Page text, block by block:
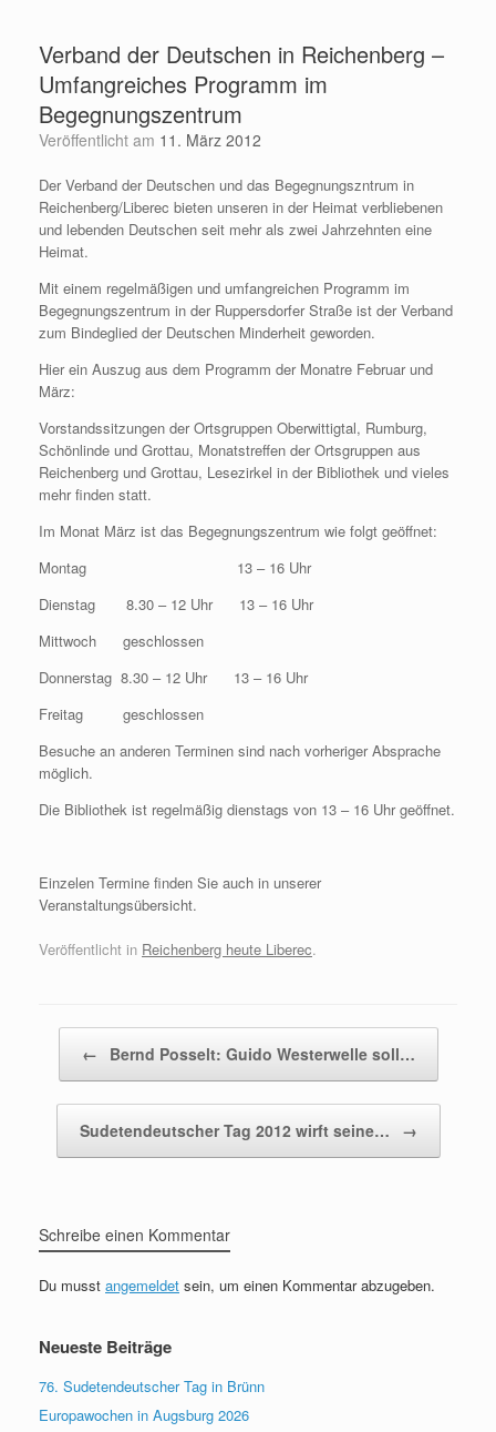
springenVerband der Deutschen in Reichenberg –
Umfangreiches Programm im
Begegnungszentrum
Veröffentlicht am 11. März 2012
Der Verband der Deutschen und das Begegnungszntrum in
Reichenberg/Liberec bieten unseren in der Heimat verbliebenen
und lebenden Deutschen seit mehr als zwei Jahrzehnten eine
Heimat.
Mit einem regelmäßigen und umfangreichen Programm im
Begegnungszentrum in der Ruppersdorfer Straße ist der Verband
zum Bindeglied der Deutschen Minderheit geworden.
Hier ein Auszug aus dem Programm der Monatre Februar und
März:
Vorstandssitzungen der Ortsgruppen Oberwittigtal, Rumburg,
Schönlinde und Grottau, Monatstreffen der Ortsgruppen aus
Reichenberg und Grottau, Lesezirkel in der Bibliothek und vieles
mehr finden statt.
Im Monat März ist das Begegnungszentrum wie folgt geöffnet:
Montag 13 – 16 Uhr
Dienstag 8.30 – 12 Uhr 13 – 16 Uhr
Mittwoch geschlossen
Donnerstag 8.30 – 12 Uhr 13 – 16 Uhr
Freitag geschlossen
Besuche an anderen Terminen sind nach vorheriger Absprache
möglich.
Die Bibliothek ist regelmäßig dienstags von 13 – 16 Uhr geöffnet.
Einzelen Termine finden Sie auch in unserer
Veranstaltungsübersicht.
Veröffentlicht in Reichenberg heute Liberec.
← Bernd Posselt: Guido Westerwelle soll…
Sudetendeutscher Tag 2012 wirft seine… →
Schreibe einen Kommentar
Du musst angemeldet sein, um einen Kommentar abzugeben.
Neueste Beiträge
76. Sudetendeutscher Tag in Brünn
Europawochen in Augsburg 2026